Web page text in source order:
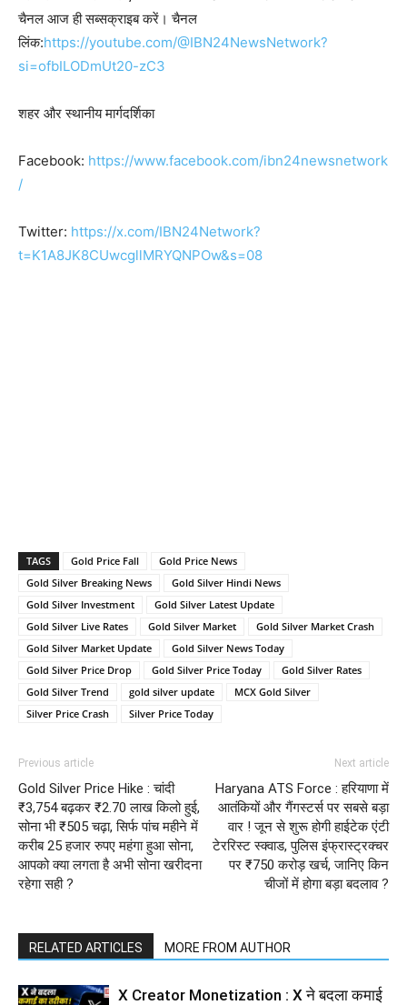
चैनल आज ही सब्सक्राइब करें। चैनल
लिंक:https://youtube.com/@IBN24NewsNetwork?
si=ofbILODmUt20-zC3
शहर और स्थानीय मार्गदर्शिका
Facebook: https://www.facebook.com/ibn24newsnetwork
/
Twitter: https://x.com/IBN24Network?
t=K1A8JK8CUwcgllMRYQNPOw&s=08
TAGS Gold Price Fall
Gold Price News
Gold Silver Breaking News
Gold Silver Hindi News
Gold Silver Investment
Gold Silver Latest Update
Gold Silver Live Rates
Gold Silver Market
Gold Silver Market Crash
Gold Silver Market Update
Gold Silver News Today
Gold Silver Price Drop
Gold Silver Price Today
Gold Silver Rates
Gold Silver Trend
gold silver update
MCX Gold Silver
Silver Price Crash
Silver Price Today
Previous article
Gold Silver Price Hike : चांदी
₹3,754 बढ़कर ₹2.70 लाख किलो हुई,
सोना भी ₹505 चढ़ा, सिर्फ पांच महीने में
करीब 25 हजार रुपए महंगा हुआ सोना,
आपको क्या लगता है अभी सोना खरीदना
रहेगा सही ?
Next article
Haryana ATS Force : हरियाणा में
आतंकियों और गैंगस्टर्स पर सबसे बड़ा
वार ! जून से शुरू होगी हाईटेक एंटी
टेररिस्ट स्क्वाड, पुलिस इंफ्रास्ट्रक्चर
पर ₹750 करोड़ खर्च, जानिए किन
चीजों में होगा बड़ा बदलाव ?
RELATED ARTICLES MORE FROM AUTHOR
X Creator Monetization : X ने बदला कमाई